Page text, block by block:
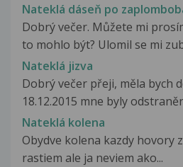
Nateklá dáseň po
Dobrý večer. Můžete mi
to mohlo být? Ulomil se mi
Nateklá jizva
Dobrý večer přeji, měla bych
18.12.2015 mne byly
Nateklá kolena
Obydve kolena kazdy hovory
rastiem ale ja neviem ako...